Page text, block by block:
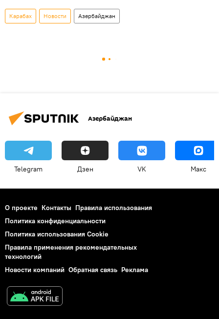
Карабах Новости Азербайджан
Азербайджан
Telegram Дзен VK Макс
О проекте Контакты Правила использования
Политика конфиденциальности
Политика использования Cookie
Правила применения рекомендательных
технологий
Новости компаний Обратная связь Реклама